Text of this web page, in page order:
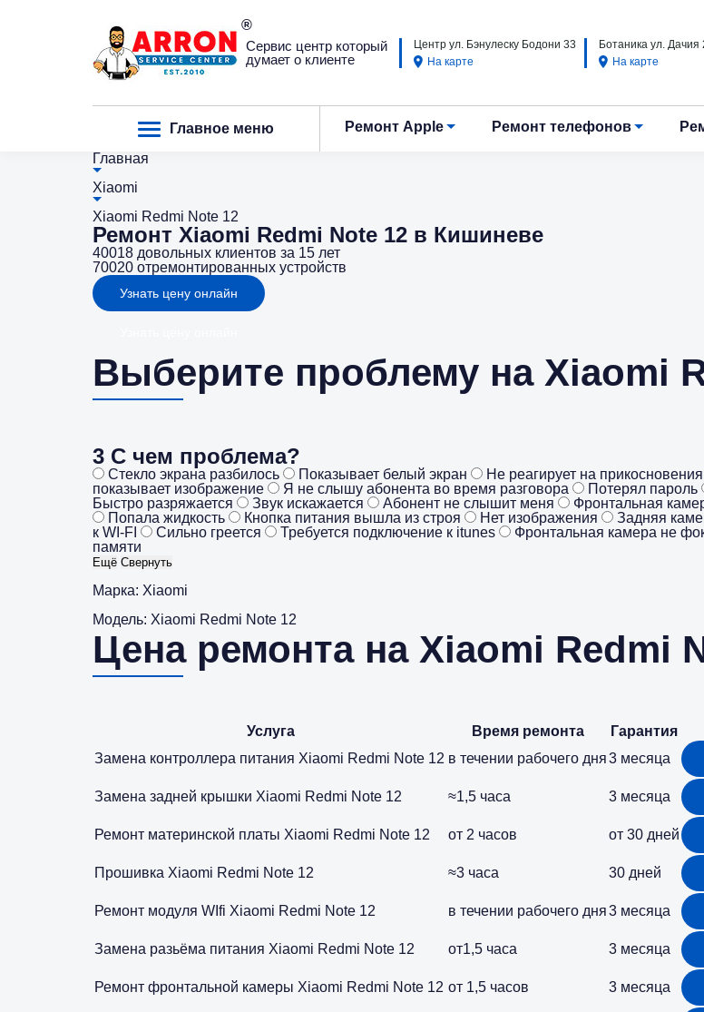
Сервис центр который
думает о клиенте
Центр ул. Бэнулеску Бодони 33
На карте
Ботаника ул. Дачия
На карте
Главное меню Ремонт Apple Ремонт телефонов
Главная
Xiaomi
Xiaomi Redmi Note 12
Ремонт Xiaomi Redmi Note 12 в Кишиневе
40018 довольных клиентов за 15 лет
70020 отремонтированных устройств
Узнать цену онлайн
Выберите проблему на Xiaomi
3 С чем проблема?
Стекло экрана разбилось Показывает белый экран Не реагирует на прикосновения
показывает изображение
Я не слышу абонента во время разговора Потерял пароль
Быстро разряжается
Звук искажается Абонент не слышит меня Фронтальная
Попала жидкость
Кнопка питания вышла из строя Нет изображения Задняя
к WI-FI
Сильно греется Требуется подключение к itunes Фронтальная камера не
памяти
Ещё Свернуть
Марка: Xiaomi
Модель: Xiaomi Redmi Note 12
Цена ремонта на Xiaomi Redmi
Услуга Время ремонта Гарантия
Замена контроллера питания Xiaomi Redmi Note 12 в течении рабочего дня3 месяца
Замена задней крышки Xiaomi Redmi Note 12 ≈1,5 часа 3 месяца
Ремонт материнской платы Xiaomi Redmi Note 12 от 2 часов от 30 дней
Прошивка Xiaomi Redmi Note 12 ≈3 часа 30 дней
Ремонт модуля WIfi Xiaomi Redmi Note 12 в течении рабочего дня3 месяца
Замена разьёма питания Xiaomi Redmi Note 12 от1,5 часа 3 месяца
Ремонт фронтальной камеры Xiaomi Redmi Note 12 от 1,5 часов 3 месяца